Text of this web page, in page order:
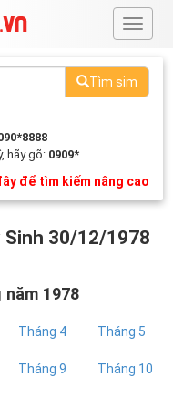
#
Tìm sim
hãy gõ: 0909*
để tìm kiếm nâng cao
Sinh 30/12/1978
1978
Tháng 4 Tháng 5
Tháng 9 Tháng 10